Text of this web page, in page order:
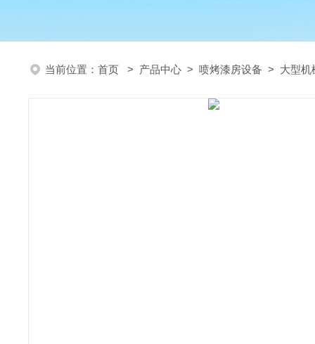
当前位置： 首页 > 产品中心 > 喷烤漆房设备 > 大型机